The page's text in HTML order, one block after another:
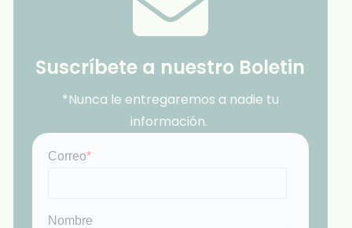
Suscríbete a nuestro Boletin
*Nunca le entregaremos a nadie tu
información.